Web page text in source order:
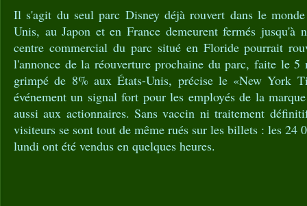
Il s'agit du seul parc Disney déjà rouvert dans le
Unis, au Japon et en France demeurent fermés jusqu'à
centre commercial du parc situé en Floride pourrait
l'annonce de la réouverture prochaine du parc, faite le
grimpé de 8% aux États-Unis, précise le «New York
événement un signal fort pour les employés de la
aussi aux actionnaires. Sans vaccin ni traitement
visiteurs se sont tout de même rués sur les billets : les 24
lundi ont été vendus en quelques heures.